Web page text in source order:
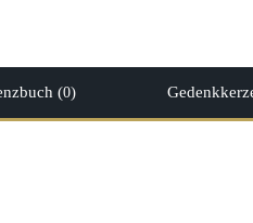
(0)